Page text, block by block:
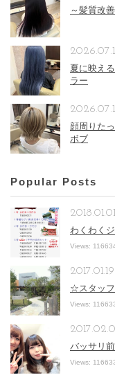
～髪質改
夏に映え
ラー
顔周りた
ボブ
Popular Posts
わくわく
2018.01.01
Views:
☆スタッ
2017.01.19
Views:
バッサリ
Views: